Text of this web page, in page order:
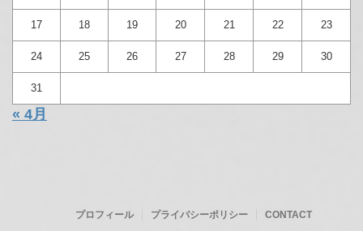
17 18 19 20 21 22 23
24 25 26 27 28 29 30
31
« 4月
プロフィール プライバシーポリシー CONTACT